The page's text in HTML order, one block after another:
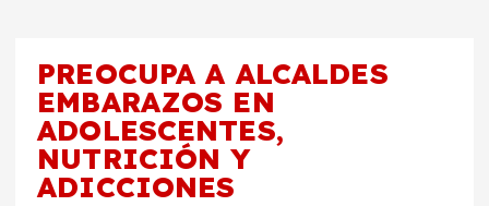
PREOCUPA A ALCALDES
EMBARAZOS EN
ADOLESCENTES,
NUTRICIÓN Y
ADICCIONES